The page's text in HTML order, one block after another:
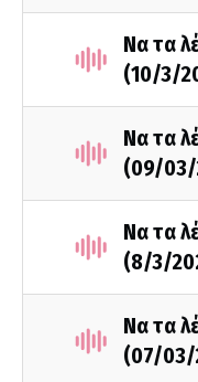
Να τα
(10/3/
Να τα
(09/03/
Να τα
(8/3/
Να τα
(07/03/